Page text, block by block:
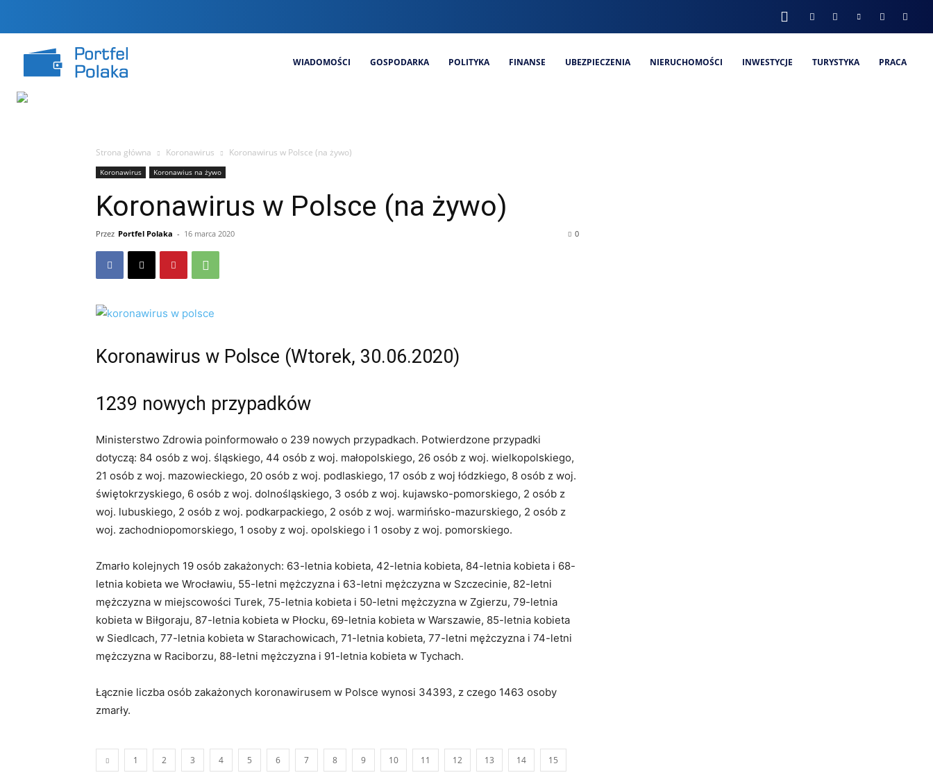
WIADOMOŚCI GOSPODARKA POLITYKA FINANSE UBEZPIECZENIA NIERUCHOMOŚCI INWESTYCJE TURYSTYKA PRACA
Strona główna Koronawirus Koronawirus w Polsce (na żywo)
Koronawirus Koronawius na żywo
Koronawirus w Polsce (na żywo)
Przez Portfel Polaka - 16 marca 2020 0
Koronawirus w Polsce (Wtorek, 30.06.2020)
1239 nowych przypadków
Ministerstwo Zdrowia poinformowało o 239 nowych przypadkach. Potwierdzone przypadki
dotyczą: 84 osób z woj. śląskiego, 44 osób z woj. małopolskiego, 26 osób z woj. wielkopolskiego,
21 osób z woj. mazowieckiego, 20 osób z woj. podlaskiego, 17 osób z woj łódzkiego, 8 osób z woj.
świętokrzyskiego, 6 osób z woj. dolnośląskiego, 3 osób z woj. kujawsko-pomorskiego, 2 osób z
woj. lubuskiego, 2 osób z woj. podkarpackiego, 2 osób z woj. warmińsko-mazurskiego, 2 osób z
woj. zachodniopomorskiego, 1 osoby z woj. opolskiego i 1 osoby z woj. pomorskiego.
Zmarło kolejnych 19 osób zakażonych: 63-letnia kobieta, 42-letnia kobieta, 84-letnia kobieta i 68-
letnia kobieta we Wrocławiu, 55-letni mężczyzna i 63-letni mężczyzna w Szczecinie, 82-letni
mężczyzna w miejscowości Turek, 75-letnia kobieta i 50-letni mężczyzna w Zgierzu, 79-letnia
kobieta w Biłgoraju, 87-letnia kobieta w Płocku, 69-letnia kobieta w Warszawie, 85-letnia kobieta
w Siedlcach, 77-letnia kobieta w Starachowicach, 71-letnia kobieta, 77-letni mężczyzna i 74-letni
mężczyzna w Raciborzu, 88-letni mężczyzna i 91-letnia kobieta w Tychach.
Łącznie liczba osób zakażonych koronawirusem w Polsce wynosi 34393, z czego 1463 osoby
zmarły.
1 2 3 4 5 6 7 8 9 10 11 12 13 14 15